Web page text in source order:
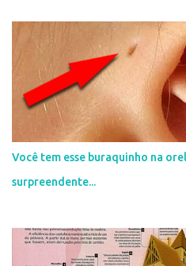
Você tem esse buraquinho na
surpreendente...